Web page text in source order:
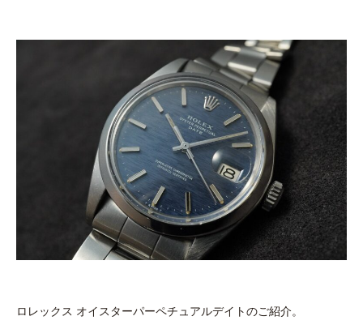
ロレックス オイスターパーペチュアルデイトのご紹介。